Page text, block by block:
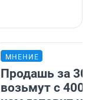
МНЕНИЕ
Продашь за
возьмут с